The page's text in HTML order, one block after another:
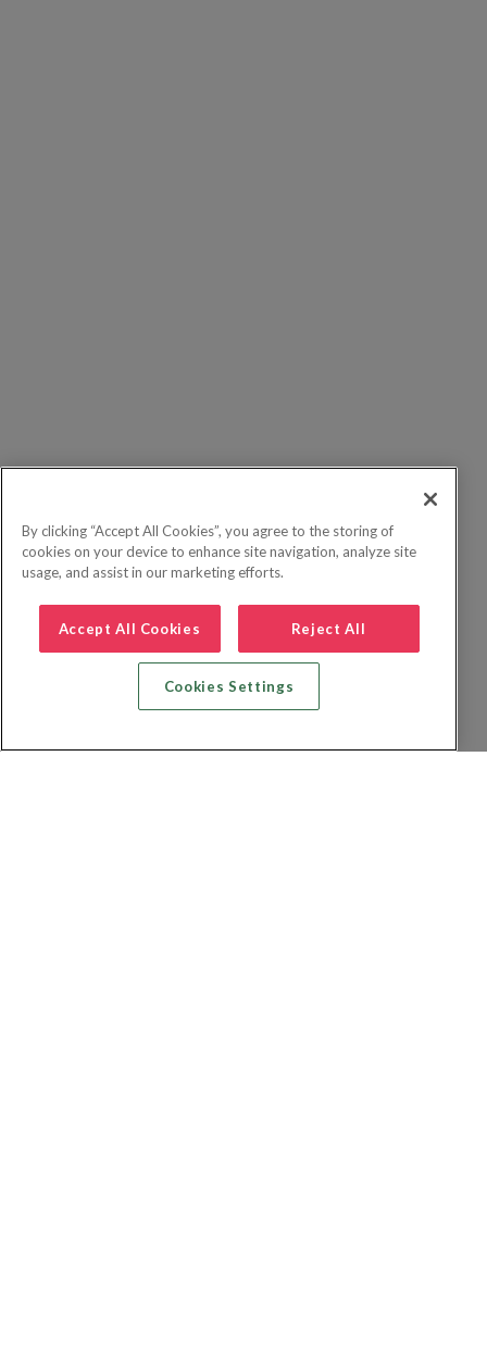
By clicking “Accept All Cookies”, you agree to the storing of
cookies on your device to enhance site navigation, analyze site
usage, and assist in our marketing efforts.
Accept All Cookies Reject All
Cookies Settings